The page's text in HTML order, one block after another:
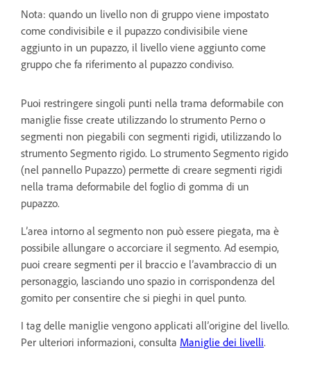
Nota: quando un livello non di gruppo viene impostato
come condivisibile e il pupazzo condivisibile viene
aggiunto in un pupazzo, il livello viene aggiunto come
gruppo che fa riferimento al pupazzo condiviso.
Puoi restringere singoli punti nella trama deformabile con
maniglie fisse create utilizzando lo strumento Perno o
segmenti non piegabili con segmenti rigidi, utilizzando lo
strumento Segmento rigido. Lo strumento Segmento rigido
(nel pannello Pupazzo) permette di creare segmenti rigidi
nella trama deformabile del foglio di gomma di un
pupazzo.
L’area intorno al segmento non può essere piegata, ma è
possibile allungare o accorciare il segmento. Ad esempio,
puoi creare segmenti per il braccio e l’avambraccio di un
personaggio, lasciando uno spazio in corrispondenza del
gomito per consentire che si pieghi in quel punto.
I tag delle maniglie vengono applicati all’origine del livello.
Per ulteriori informazioni, consulta Maniglie dei livelli.